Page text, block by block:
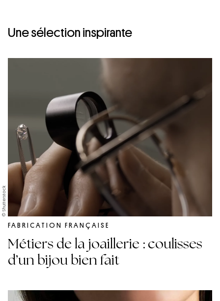
Une sélection inspirante
© Shutterstock
FABRICATION FRANÇAISE
Métiers de la joaillerie : coulisses
d’un bijou bien fait